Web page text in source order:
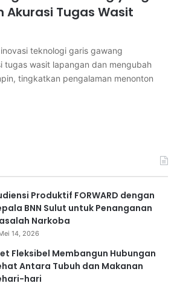
Akurasi Tugas Wasit
teknologi garis gawang
tugas wasit lapangan dan mengubah
tingkatkan pengalaman menonton
Produktif FORWARD dengan
BNN Sulut untuk Penanganan
Narkoba
14, 2026
Fleksibel Membangun Hubungan
Antara Tubuh dan Makanan
hari